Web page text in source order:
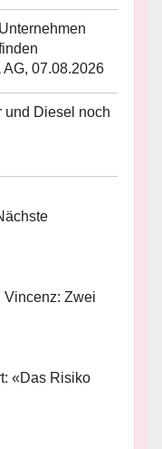
07.08.2026
und Diesel noch
Vincenz: Zwei
«Das Risiko